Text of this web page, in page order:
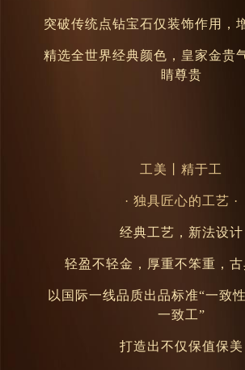
突破传统点钻宝石仅装饰作用，
精选全世界经典颜色，皇家金贵
睛尊贵
工美 精于工
· 独具匠心的工艺 ·
经典工艺，新法设计
轻盈不轻金，厚重不笨重，
以国际一线品质出品标准“一致
一致工”
打造出不仅保值保美